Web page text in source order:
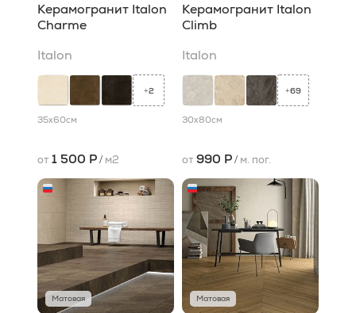
Керамогранит Italon
Charme
Italon
+2
35x60см
от 1 500 Р/ м2
Керамогранит Italon
Climb
Italon
+69
30x80см
от 990 Р/ м. пог.
Матовая Матовая